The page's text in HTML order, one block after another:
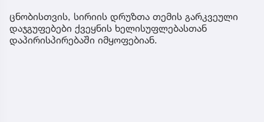
ცნობისთვის, სირიის დრუზთა თემის გარკვეული
დაჯგუფებები ქვეყნის ხელისუფლებასთან
დაპირისპირებაში იმყოფებიან.